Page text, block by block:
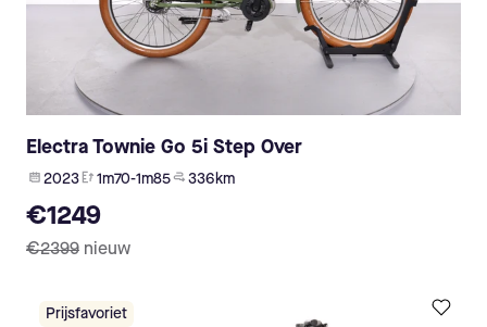
Electra Townie Go 5i Step Over
2023 1m70-1m85 336 km
€1249
€2399 nieuw
Prijsfavoriet